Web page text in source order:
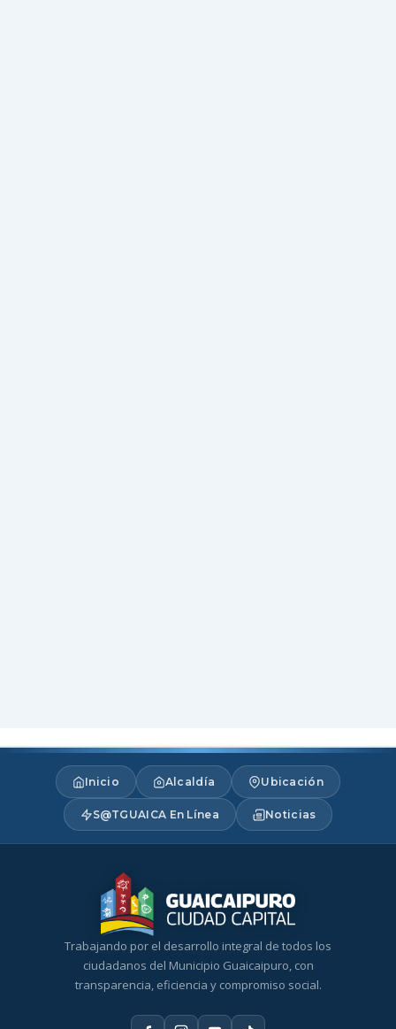
Inicio Alcaldía Ubicación
S@TGUAICA En Línea Noticias
Trabajando por el desarrollo integral de todos los
ciudadanos del Municipio Guaicaipuro, con
transparencia, eficiencia y compromiso social.